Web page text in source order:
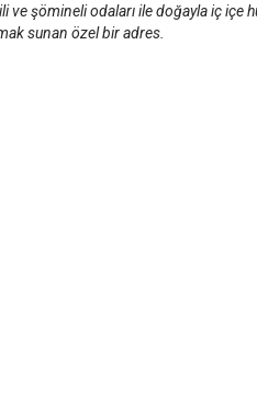
ve şömineli odaları ile doğayla iç içe
sunan özel bir adres.